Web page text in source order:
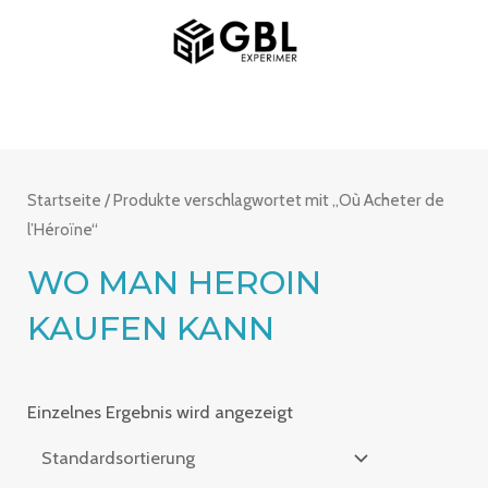
MAIN
MENU
Startseite / Produkte verschlagwortet mit „Où Acheter de
l’Héroïne“
WO MAN HEROIN
KAUFEN KANN
Einzelnes Ergebnis wird angezeigt